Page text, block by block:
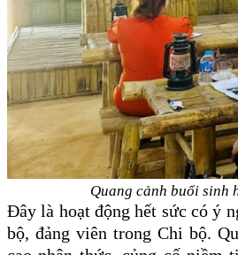
Quang cảnh buổi sinh
Đây là hoạt động hết sức có ý
bộ, đảng viên trong Chi bộ.